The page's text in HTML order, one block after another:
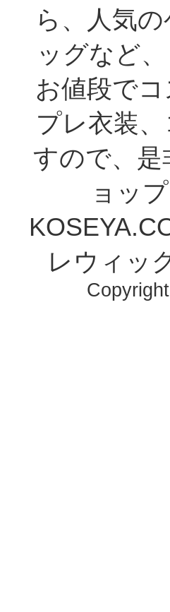
ら、人気
ッグなど
お値段で
プレ衣装
すので、
ョッ
レウィッ